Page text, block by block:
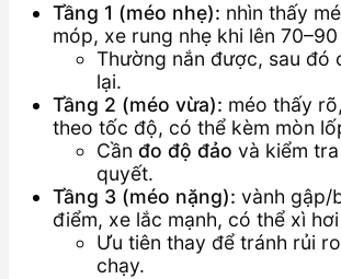
Tầng 1 (méo nhẹ): nhìn thấy
móp, xe rung nhẹ khi lên
Thường nắn được, sau đó
lại.
Tầng 2 (méo vừa): méo thấy
theo tốc độ, có thể kèm mòn
Cần đo độ đảo và kiểm
quyết.
Tầng 3 (méo nặng): vành gập/
điểm, xe lắc mạnh, có thể xì
Ưu tiên thay để tránh rủi
chạy.